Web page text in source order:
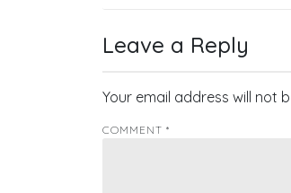
Leave a Reply
Your email address will not
COMMENT *